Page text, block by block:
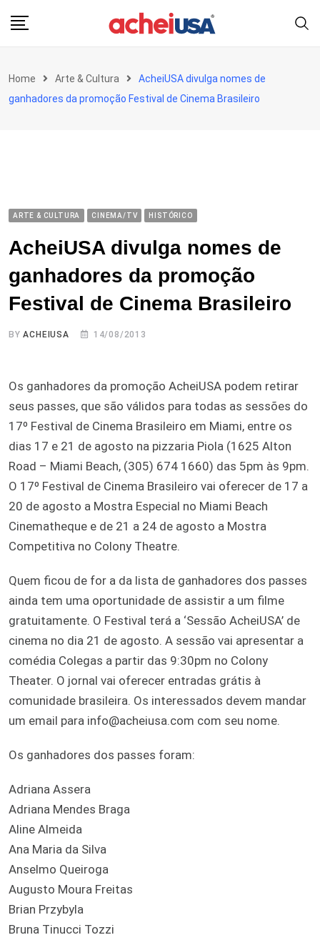
Home Arte & Cultura
AcheiUSA divulga nomes de
ganhadores da promoção Festival de Cinema Brasileiro
ARTE & CULTURA CINEMA/TV HISTÓRICO
AcheiUSA divulga nomes de
ganhadores da promoção
Festival de Cinema Brasileiro
BYACHEIUSA 14/08/2013
Os ganhadores da promoção AcheiUSA podem retirar
seus passes, que são válidos para todas as sessões do
17º Festival de Cinema Brasileiro em Miami, entre os
dias 17 e 21 de agosto na pizzaria Piola (1625 Alton
Road – Miami Beach, (305) 674 1660) das 5pm às 9pm.
O 17º Festival de Cinema Brasileiro vai oferecer de 17 a
20 de agosto a Mostra Especial no Miami Beach
Cinematheque e de 21 a 24 de agosto a Mostra
Competitiva no Colony Theatre.
Quem ficou de for a da lista de ganhadores dos passes
ainda tem uma oportunidade de assistir a um filme
gratuitamente. O Festival terá a ‘Sessão AcheiUSA’ de
cinema no dia 21 de agosto. A sessão vai apresentar a
comédia Colegas a partir das 9:30pm no Colony
Theater. O jornal vai oferecer entradas grátis à
comunidade brasileira. Os interessados devem mandar
um email para info@acheiusa.com com seu nome.
Os ganhadores dos passes foram:
Adriana Assera
Adriana Mendes Braga
Aline Almeida
Ana Maria da Silva
Anselmo Queiroga
Augusto Moura Freitas
Brian Przybyla
Bruna Tinucci Tozzi